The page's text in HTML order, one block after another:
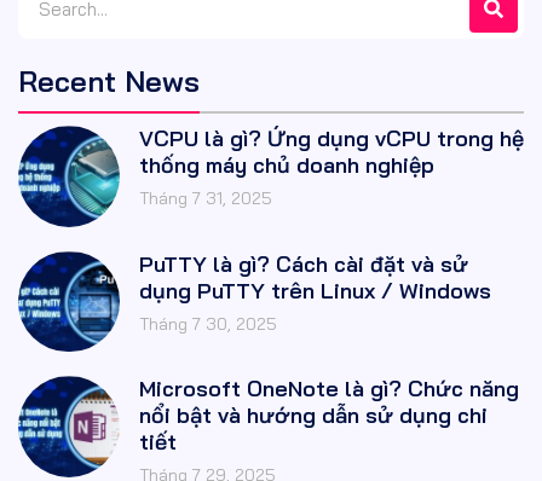
Recent News
VCPU là gì? Ứng dụng vCPU trong hệ
thống máy chủ doanh nghiệp
Tháng 7 31, 2025
PuTTY là gì? Cách cài đặt và sử
dụng PuTTY trên Linux / Windows
Tháng 7 30, 2025
Microsoft OneNote là gì? Chức năng
nổi bật và hướng dẫn sử dụng chi
tiết
Tháng 7 29, 2025